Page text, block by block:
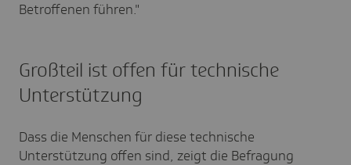
Betroffenen führen."
Großteil ist offen für technische
Unterstützung
Dass die Menschen für diese technische
Unterstützung offen sind, zeigt die Befragung